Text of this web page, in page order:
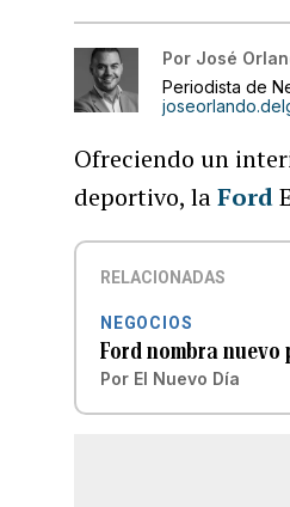
Por José
Periodista de
Ofreciendo un
deportivo, laFord
RELACIONADAS
NEGOCIOS
Ford nombra nuevo
Por El Nuevo Día